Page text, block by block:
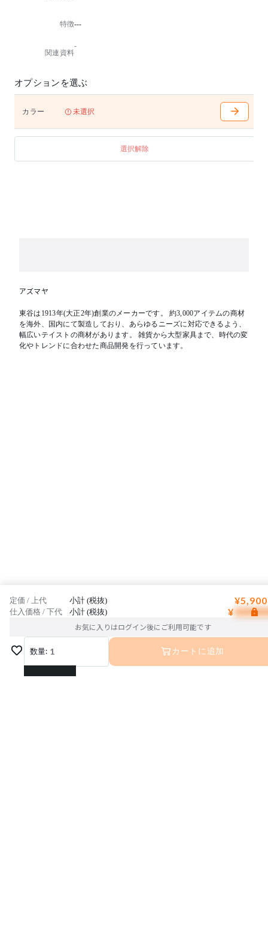
特徴---
関連資料
-
オプションを選ぶ
カラー 未選択
選択解除
アズマヤ
東谷は1913年(大正2年)創業のメーカーです。 約3,000アイテムの商材
を海外、国内にて製造しており、あらゆるニーズに対応できるよう、
幅広いテイストの商材があります。 雑貨から大型家具まで、時代の変
化やトレンドに合わせた商品開発を行っています。
定価 / 上代 小計 (税抜)
仕入価格 / 下代 小計 (税抜) ¥
お気に入りはログイン後にご利用可能です
数量: 1
1
カートに追加